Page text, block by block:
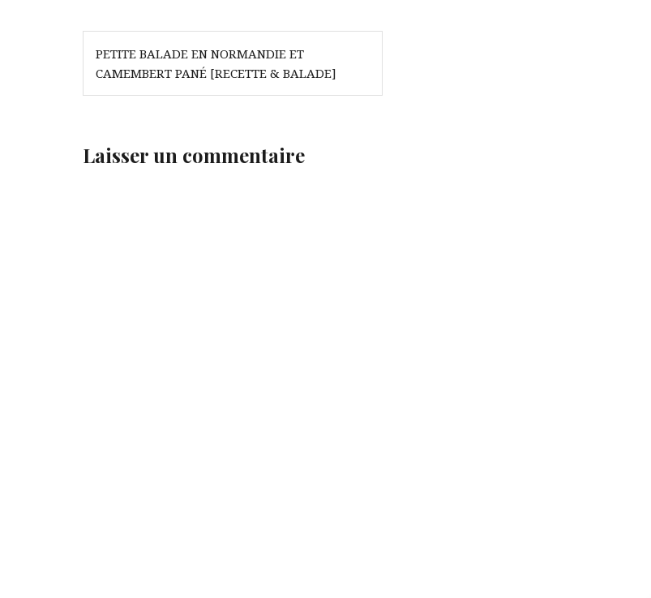
Navigation
de
l’article
PETITE BALADE EN NORMANDIE ET
CAMEMBERT PANÉ [RECETTE & BALADE]
Laisser un commentaire